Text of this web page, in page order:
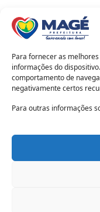
Para fornecer as
informações do
comportamento de
negativamente certos
Para outras informações